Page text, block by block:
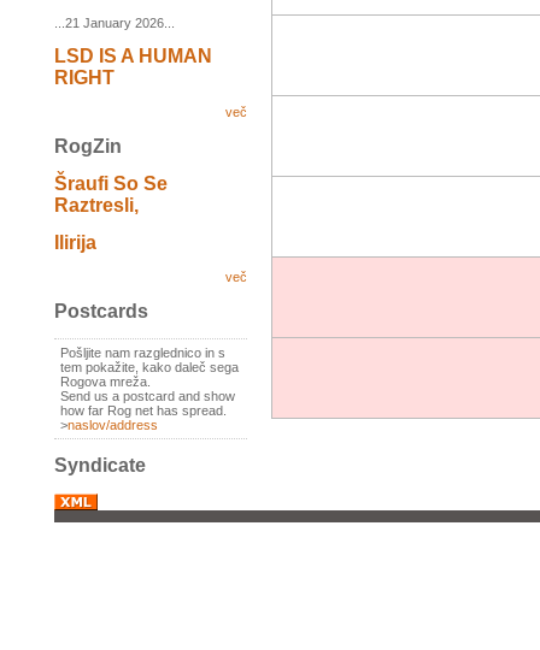
...21 January 2026...
LSD IS A HUMAN
RIGHT
več
RogZin
Šraufi So Se
Raztresli,
Ilirija
več
Postcards
Pošljite nam razglednico in s
tem pokažite, kako daleč sega
Rogova mreža.
Send us a postcard and show
how far Rog net has spread.
>naslov/address
Syndicate